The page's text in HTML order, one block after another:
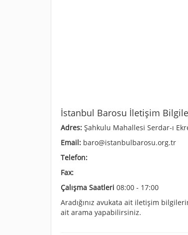
İstanbul Barosu İletişim
Adres: Şahkulu Mahallesi Serdar-ı
Email: baro@istanbulbarosu.org.tr
Telefon:
Fax:
Çalışma Saatleri 08:00 - 17:00
Aradığınız avukata ait iletişim
ait arama yapabilirsiniz.